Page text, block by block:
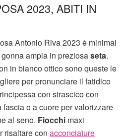
2023, ABITI IN
Antonio Riva 2023 è minimal
ampia in preziosaseta.
in bianco ottico sono queste le
per pronunciare il fatidico
con strascico con
o a cuore per valorizzare
al seno. Fiocchi maxi
risaltare con acconciature